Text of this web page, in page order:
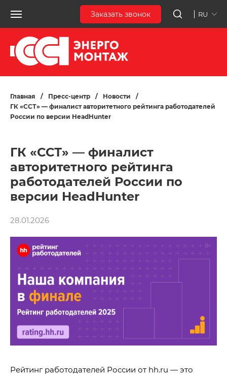
Заказать звонок RU
Главная / Пресс-центр / Новости
/
ГК «ССТ» — финалист авторитетного рейтинга работодателей
России по версии HeadHunter
ГК «ССТ» — финалист
авторитетного рейтинга
работодателей России по
версии HeadHunter
28.01.2026
Рейтинг работодателей России от hh.ru — это